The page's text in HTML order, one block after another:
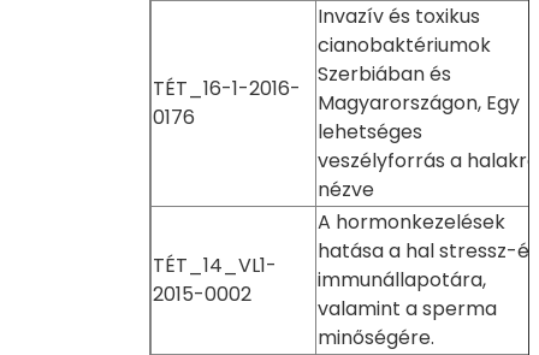
TÉT_16-1-2016-
0176
Invazív és toxikus
cianobaktériumok
Szerbiában és
Magyarországon, Egy
lehetséges
veszélyforrás a halakra
nézve
TÉT_14_VL1-
2015-0002
A hormonkezelések
hatása a hal stressz-és
immunállapotára,
valamint a sperma
minőségére.